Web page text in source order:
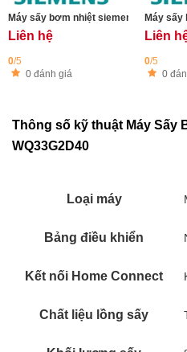
Máy sấy bơm nhiệt siemens
Liên hệ
0/5
0 đánh giá
Máy sấy
Liên
0/5
0
Thông số kỹ thuật Máy Sấy
WQ33G2D40
Loại máy
Bảng điều khiển
Kết nối Home Connect
Chất liệu lồng sấy